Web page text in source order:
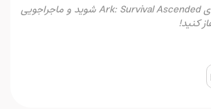
همین حالا وارد دنیای Ark: Survival Ascended شوید و ماجراجویی
کنید!